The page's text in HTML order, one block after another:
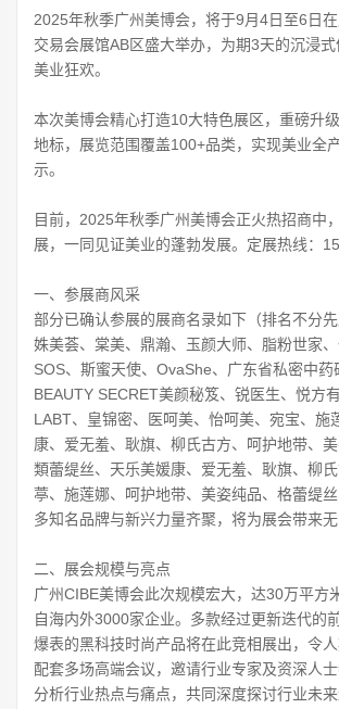
2025年秋季广州美博会，将于9月4日至6日
交易会展馆AB区盛大举办，为期3天的沉浸
美业狂欢。
本次美博会精心打造10大特色展区，重磅升
地标，展览范围覆盖100+品类，实现美业全
示。
目前，2025年秋季广州美博会正火热招商中
展，一同见证美业的蓬勃发展。定展热线：
一、参展商风采
部分已确认参展的展商名录如下（排名不分先
姝美荟、棠美、鼎瀚、玉颜大师、脂粉世家、
SOS、斯蜜天使、OvaShe、广东省私密中药
BEAUTY SECRET美颜秘笈、锐医生、悦方
LABT、皇锦密、医呵美、怡呵美、宛宝、施
康、爱无羞、耿旗、柳氏古方、呵护地带、
類蕾缇丝、天乐美媛康、爱无羞、耿旗、柳
葶、施莲娜、呵护地带、美姿纯品、格蕾缇
多知名品牌与新兴力量齐聚，将为展会带来无
二、展会规模与亮点
广州CIBE美博会此次规模宏大，达30万平方
自海内外3000家企业。多款经过更新迭代的
爆表的黑科技时尚产品将在此竞相展出，令
配套多场高端会议，邀请行业专家及资深人
分析行业热点与痛点，共同深度探讨行业未